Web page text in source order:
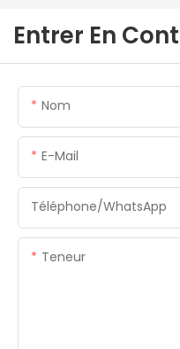
Entrer En
Nom
E-Mail
Téléphone/WhatsApp
Teneur